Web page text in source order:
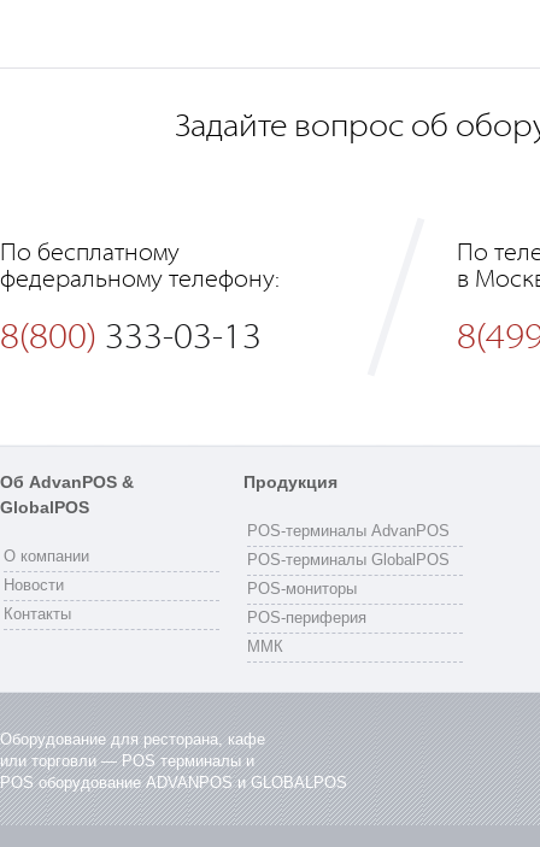
Задайте вопрос об
По бесплатному
федеральному телефону:
8(800) 333-03-13
По
в
Об AdvanPOS &
GlobalPOS
О компании
Новости
Контакты
Продукция
POS-терминалы AdvanPOS
POS-терминалы GlobalPOS
POS-мониторы
POS-периферия
ММК
Оборудование для ресторана, кафе
или торговли — POS терминалы и
POS оборудование ADVANPOS и GLOBALPOS